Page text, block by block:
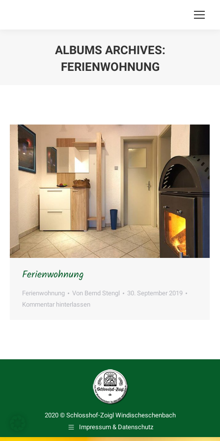
ALBUMS ARCHIVES:
FERIENWOHNUNG
Ferienwohnung
Ferienwohnung Von Bernd Stengl
30. September 2019
Kommentar hinterlassen
2020 © Schlosshof-Zoigl Windischeschenbach
Impressum & Datenschutz